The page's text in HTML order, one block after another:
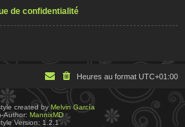
de confidentialité
Heures au format UTC+01:00
created byMelvin García
Author: MannixMD
Version: 1.2.1